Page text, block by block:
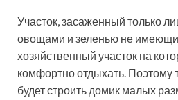
Участок, засаженный только
овощами и зеленью не
хозяйственный участок на
комфортно отдыхать. Поэтому
будет строить домик малых